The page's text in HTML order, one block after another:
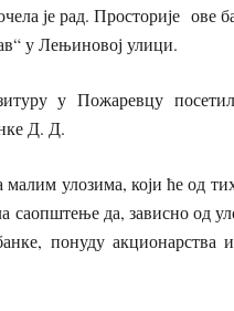
је рад. Просторије ове
у Лењиновој улици.
у Пожаревцу
Д. Д.
улозима, који ће од
саопштење да, зависно од
понуду